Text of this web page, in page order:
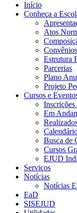
Início
Conheça a
Atos
Convênios
Estrutura
Parcerias
Plano
Projeto
Cursos e
Inscrições
Em
Busca de
Cursos
EJUD
Serviços
Notícias
Notícias
EaD
SISEJUD